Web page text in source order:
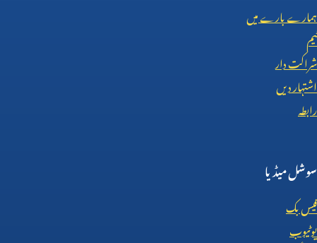
ہمارے بارے میں
ٹیم
شراکت دار
اشتہار دیں
رابطہ
سوشل میڈیا
فیس بک
یوٹیوب